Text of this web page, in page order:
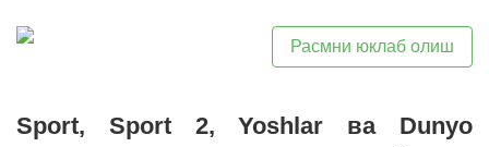
Расмни юклаб олиш
Sport, Sport 2, Yoshlar ва Dunyo